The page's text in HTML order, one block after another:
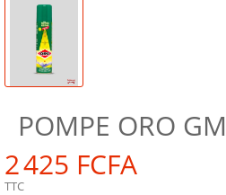
POMPE ORO GM
2 425 FCFA
TTC